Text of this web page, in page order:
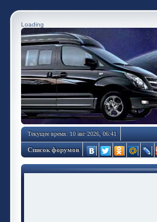
Loading
Текущее время: 10 авг 2026, 06:41
Список форумов